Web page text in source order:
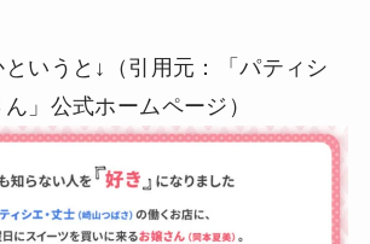
いうと↓（引用元：「パティシ
」公式ホームページ）